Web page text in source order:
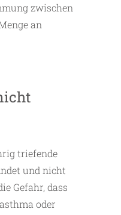
zwischen
an
triefende
und nicht
Gefahr, dass
oder